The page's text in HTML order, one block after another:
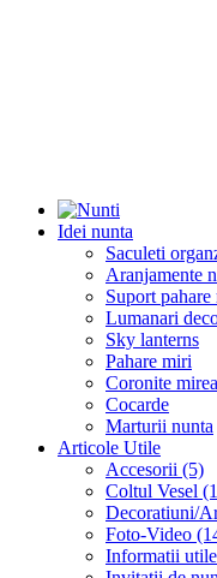
Idei nunta
Saculeti
Aranjamente
Suport
Lumanari
Sky lanterns
Pahare miri
Coronite
Cocarde
Marturii nunta
Articole Utile
Accesorii (5)
Coltul Vesel
Decoratiuni/
Foto-Video
Informatii